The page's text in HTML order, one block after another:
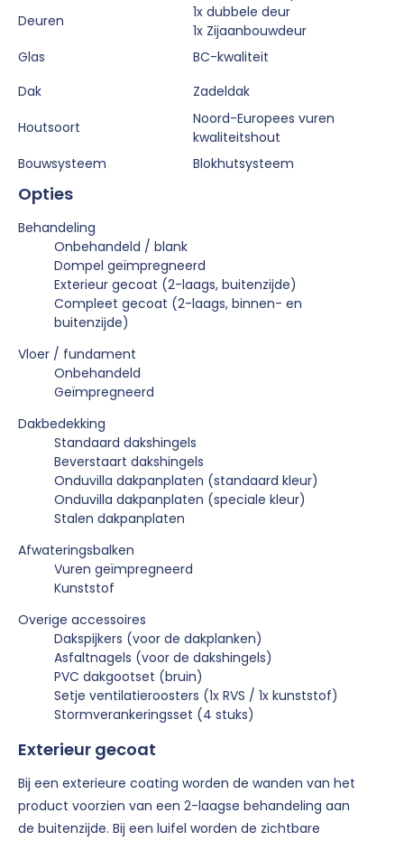
Deuren
1x dubbele deur
1x Zijaanbouwdeur
Glas
BC-kwaliteit
Dak
Zadeldak
Houtsoort
Noord-Europees vuren
kwaliteitshout
Bouwsysteem
Blokhutsysteem
Opties
Behandeling
Onbehandeld / blank
Dompel geïmpregneerd
Exterieur gecoat (2-laags, buitenzijde)
Compleet gecoat (2-laags, binnen- en
buitenzijde)
Vloer / fundament
Onbehandeld
Geïmpregneerd
Dakbedekking
Standaard dakshingels
Beverstaart dakshingels
Onduvilla dakpanplaten (standaard kleur)
Onduvilla dakpanplaten (speciale kleur)
Stalen dakpanplaten
Afwateringsbalken
Vuren geïmpregneerd
Kunststof
Overige accessoires
Dakspijkers (voor de dakplanken)
Asfaltnagels (voor de dakshingels)
PVC dakgootset (bruin)
Setje ventilatieroosters (1x RVS / 1x kunststof)
Stormverankeringsset (4 stuks)
Exterieur gecoat
Bij een exterieure coating worden de wanden van het
product voorzien van een 2-laagse behandeling aan
de buitenzijde. Bij een luifel worden de zichtbare